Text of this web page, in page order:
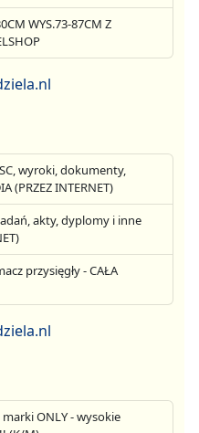
WYS.73-87CM Z
wyroki, dokumenty,
(PRZEZ INTERNET)
akty, dyplomy i inne
przysięgły - CAŁA
ONLY - wysokie